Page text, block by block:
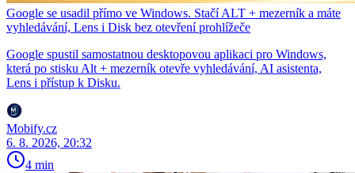
Google se usadil přímo ve Windows. Stačí ALT + mezerník a máte
vyhledávání, Lens i Disk bez otevření prohlížeče
Google spustil samostatnou desktopovou aplikaci pro Windows,
která po stisku Alt + mezerník otevře vyhledávání, AI asistenta,
Lens i přístup k Disku.
Mobify.cz
6. 8. 2026, 20:32
4 min